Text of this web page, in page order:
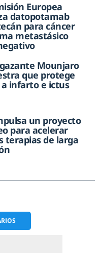
Europea
datopotamab
para cáncer
metastásico
Mounjaro
que protege
infarto e ictus
un proyecto
para acelerar
terapias de larga